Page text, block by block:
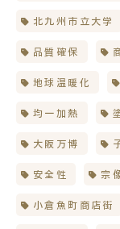
北九州市立大学
品質確保
地球温暖化
均一加熱
大阪万博
安全性 宗
小倉魚町商店街